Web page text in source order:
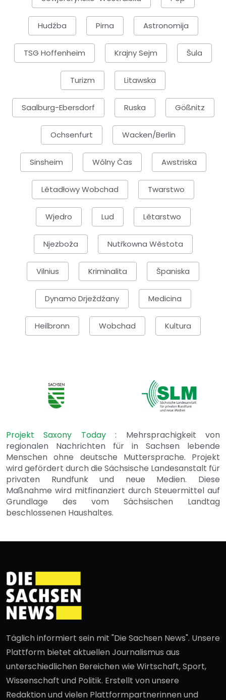
Hudźba Pirna Astronomija
TSG Hoffenheim Krajny Sejm Šula
Turizm Litawska
Saalburg-Ebersdorf Ruska Gößnitz
Ochsenfurt Wacken/Berlin
Sinsheim Wólny Čas Awstriska
Lětadłowy Wobchad Twarstwo
Wjedro Lud Lětarstwo
Njezboža Nutřkowna Wěstota
Vilnius Kriminalita Španiska
Dynamo Drježdźany Medicina
Heilbronn Wobchad Kultura
Projekt Saxony Today: Mehrsprachigkeit von
regionalen Nachrichten für in Sachsen lebende
Menschen ohne deutsche Muttersprache. Projekt
wird gefördert durch die Sächsische Landesanstalt für
privaten Rundfunk und neue Medien. Diese
Maßnahme wird mitfinanziert durch Steuermittel auf
Grundlage des vom Sächsischen Landtag
beschlossenen Haushaltes.
Täglich informiert sein mit "Die Sachsen News". Unsere
Plattform bietet aktuellen Journalismus aus
unterschiedlichen Bereichen wie Wirtschaft, Sport,
Wissenschaft und Politik. Erstellt von unsere
Redaktion und vielen Plattformpartnerinnen und